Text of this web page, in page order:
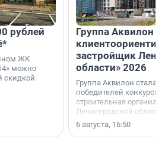
рублей
ЖК
можно
скидкой.
Группа Аквилон
застройщик
области» 2026
Группа Аквилон стала
победителей конкурса
строительная
Ленинградской области
номинации «Самый
застройщик
6 августа, 16:50